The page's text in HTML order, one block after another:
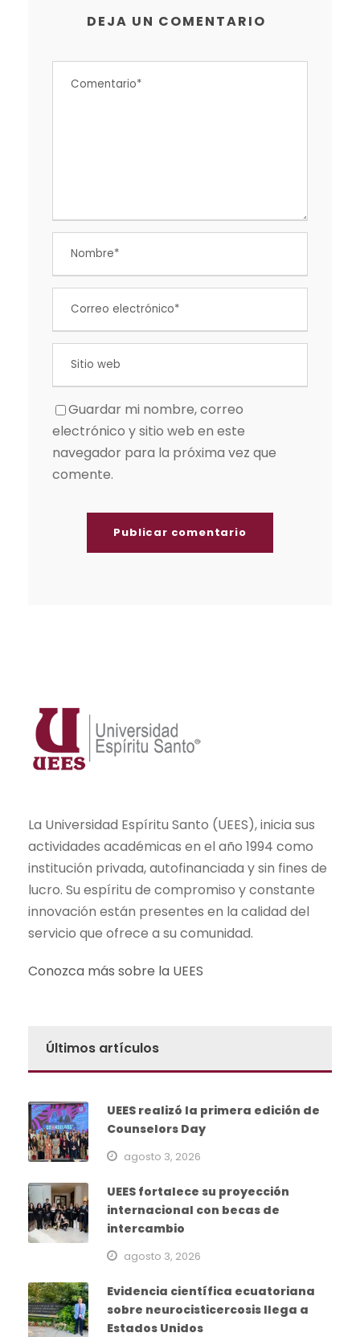
DEJA UN COMENTARIO
Guardar mi nombre, correo
electrónico y sitio web en este
navegador para la próxima vez que
comente.
La Universidad Espíritu Santo (UEES), inicia sus
actividades académicas en el año 1994 como
institución privada, autofinanciada y sin fines de
lucro. Su espíritu de compromiso y constante
innovación están presentes en la calidad del
servicio que ofrece a su comunidad.
Conozca más sobre la UEES
Últimos artículos
UEES realizó la primera edición de
Counselors Day
agosto 3, 2026
UEES fortalece su proyección
internacional con becas de
intercambio
agosto 3, 2026
Evidencia científica ecuatoriana
sobre neurocisticercosis llega a
Estados Unidos